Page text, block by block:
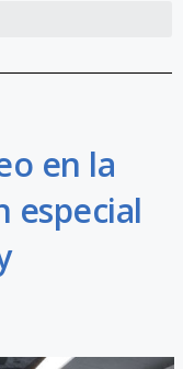
en la
especial